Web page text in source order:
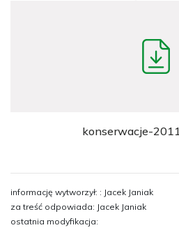
konserwacje-
informację wytworzył: : Jacek Janiak
za treść odpowiada: Jacek Janiak
ostatnia modyfikacja: